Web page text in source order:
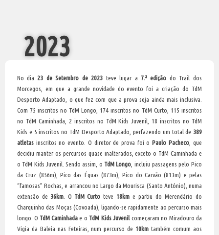
2023
No dia 23 de Setembro de 2023 teve lugar a 7.ª edição do Trail dos
Morcegos, em que a grande novidade do evento foi a criação do TdM
Desporto Adaptado, o que fez com que a prova seja ainda mais inclusiva.
Com 75 inscritos no TdM Longo, 174 inscritos no TdM Curto, 115 inscritos
no TdM Caminhada, 2 inscritos no TdM Kids Juvenil, 18 inscritos no TdM
Kids e 5 inscritos no TdM Desporto Adaptado, perfazendo um total de 389
atletas inscritos no evento. O diretor de prova foi o Paulo Pacheco , que
decidiu manter os percursos quase inalterados, exceto o TdM Caminhada e
o TdM Kids Juvenil. Sendo assim, o TdM Longo , incluiu passagens pelo Pico
da Cruz (856m), Pico das Éguas (873m), Pico do Carvão (813m) e pelas
“famosas” Rochas, e arrancou no Largo da Mourisca (Santo António), numa
extensão de 36km . O TdM Curto teve 18km e partiu do Merendário do
Charquinho das Moças (Covoada), ligando-se rapidamente ao percurso mais
longo. O TdM Caminhadae o TdM Kids Juvenilcomeçaram no Miradouro da
Vigia da Baleia nas Feteiras, num percurso de 10km também comum aos